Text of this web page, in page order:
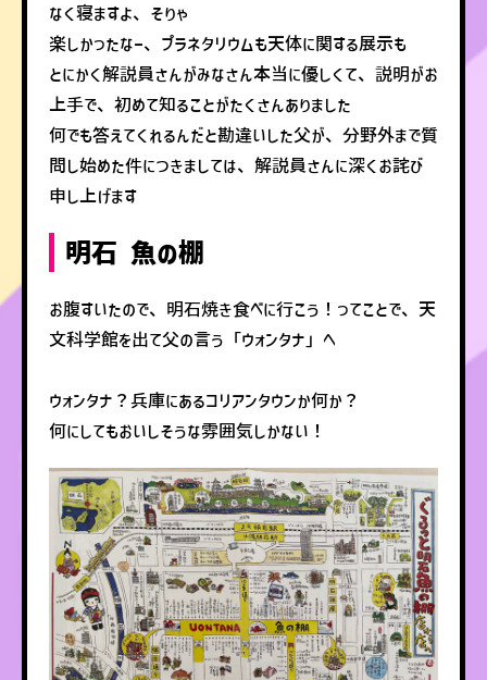
なく寝ますよ、そりゃ
楽しかったなー、プラネタリウムも天体に関する展示も
とにかく解説員さんがみなさん本当に優しくて、説明がお
上手で、初めて知ることがたくさんありました
何でも答えてくれるんだと勘違いした父が、分野外まで質
問し始めた件につきましては、解説員さんに深くお詫び
申し上げます
明石 魚の棚
お腹すいたので、明石焼き食べに行こう！ってことで、天
文科学館を出て父の言う「ウォンタナ」へ
ウォンタナ？兵庫にあるコリアンタウンか何か？
何にしてもおいしそうな雰囲気しかない！